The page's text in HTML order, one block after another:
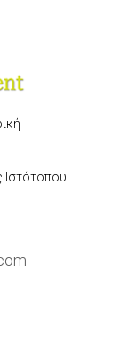
Ιστότοπου